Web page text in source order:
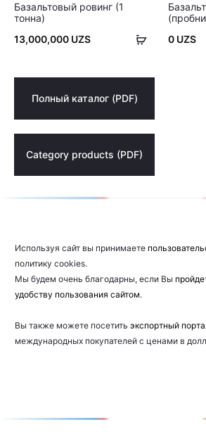
В
Базальтовый ровинг (1
тонна)
13,000,000 UZS
0 UZS
Полный каталог (PDF)
Category products (PDF)
Используя сайт вы принимаете
политику cookies.
Мы будем очень благодарны, если Вы
удобству пользования сайтом.
Вы также можете посетить экспортный
международных покупателей с ценами в